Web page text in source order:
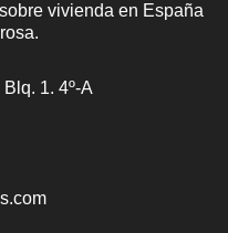
vivienda en España
1. 4º-A